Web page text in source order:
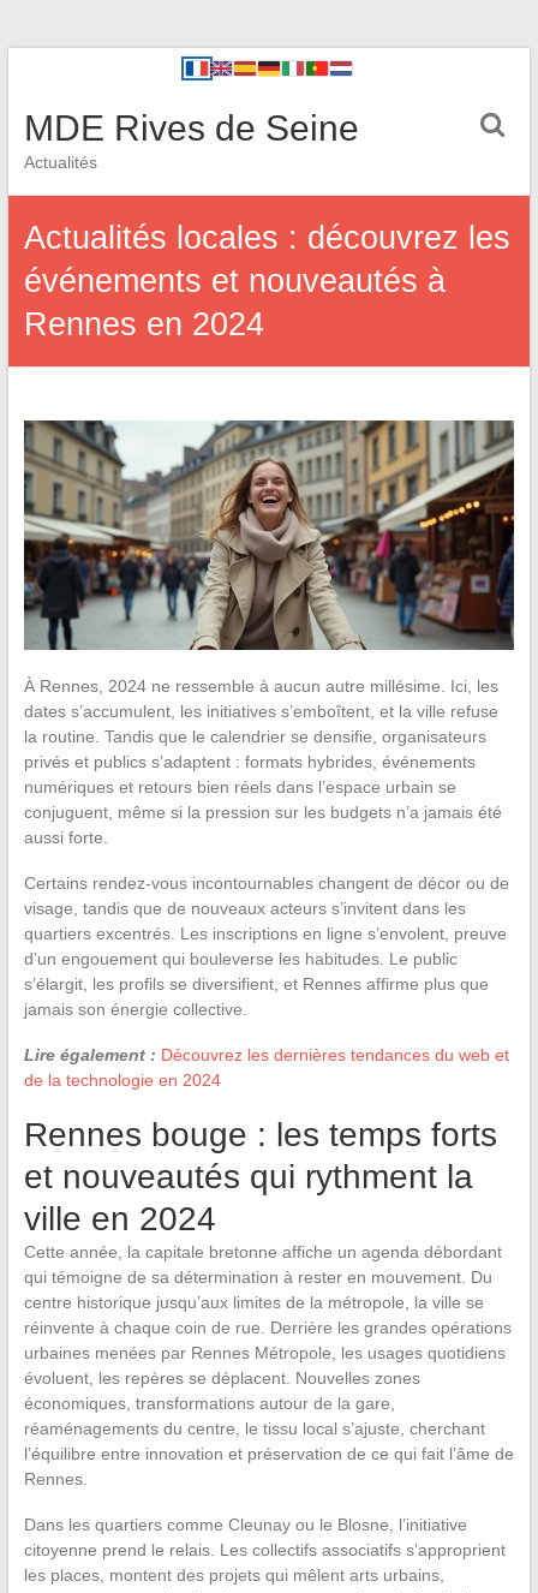
MDE Rives de Seine
Actualités
Actualités locales : découvrez les
événements et nouveautés à
Rennes en 2024
À Rennes, 2024 ne ressemble à aucun autre millésime. Ici, les
dates s’accumulent, les initiatives s’emboîtent, et la ville refuse
la routine. Tandis que le calendrier se densifie, organisateurs
privés et publics s’adaptent : formats hybrides, événements
numériques et retours bien réels dans l’espace urbain se
conjuguent, même si la pression sur les budgets n’a jamais été
aussi forte.
Certains rendez-vous incontournables changent de décor ou de
visage, tandis que de nouveaux acteurs s’invitent dans les
quartiers excentrés. Les inscriptions en ligne s’envolent, preuve
d’un engouement qui bouleverse les habitudes. Le public
s’élargit, les profils se diversifient, et Rennes affirme plus que
jamais son énergie collective.
Lire également : Découvrez les dernières tendances du web et
de la technologie en 2024
Rennes bouge : les temps forts
et nouveautés qui rythment la
ville en 2024
Cette année, la capitale bretonne affiche un agenda débordant
qui témoigne de sa détermination à rester en mouvement. Du
centre historique jusqu’aux limites de la métropole, la ville se
réinvente à chaque coin de rue. Derrière les grandes opérations
urbaines menées par Rennes Métropole, les usages quotidiens
évoluent, les repères se déplacent. Nouvelles zones
économiques, transformations autour de la gare,
réaménagements du centre, le tissu local s’ajuste, cherchant
l’équilibre entre innovation et préservation de ce qui fait l’âme de
Rennes.
Dans les quartiers comme Cleunay ou le Blosne, l’initiative
citoyenne prend le relais. Les collectifs associatifs s’approprient
les places, montent des projets qui mêlent arts urbains,